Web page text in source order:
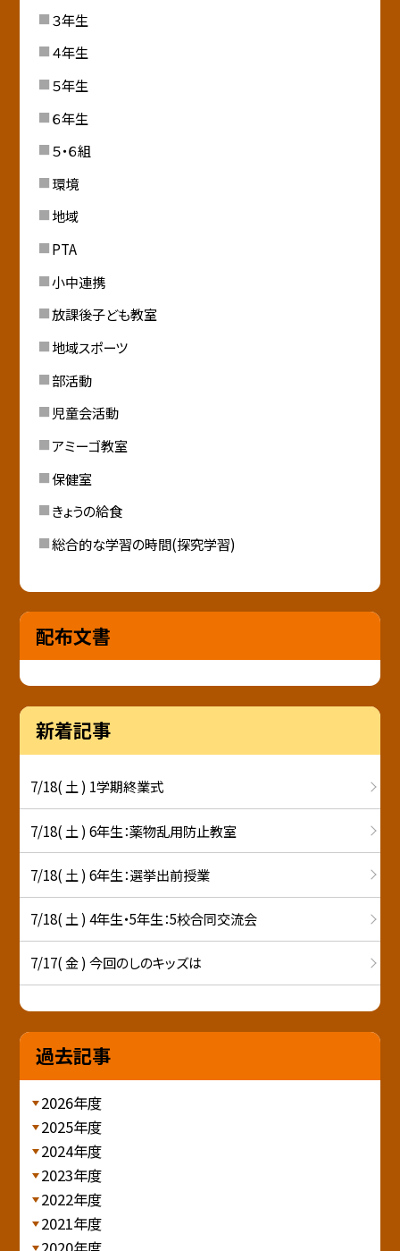
３年生
４年生
５年生
６年生
５・６組
環境
地域
PTA
小中連携
放課後子ども教室
地域スポーツ
部活動
児童会活動
アミーゴ教室
保健室
きょうの給食
総合的な学習の時間(探究学習)
配布文書
新着記事
7/18( 土 ) 1学期終業式
7/18( 土 ) 6年生：薬物乱用防止教室
7/18( 土 ) 6年生：選挙出前授業
7/18( 土 ) 4年生・5年生：5校合同交流会
7/17( 金 ) 今回のしのキッズは
過去記事
2026年度
2025年度
2024年度
2023年度
2022年度
2021年度